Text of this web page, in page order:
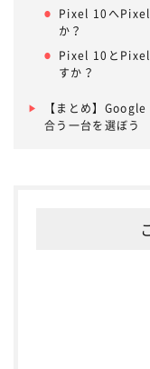
Pixel 10へPixel
か？
Pixel 10とPixel
すか？
【まとめ】
合う一台を選ぼう